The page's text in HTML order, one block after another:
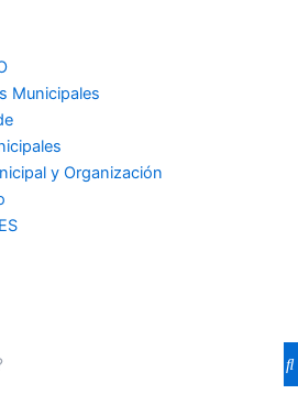
Municipales
y Organización